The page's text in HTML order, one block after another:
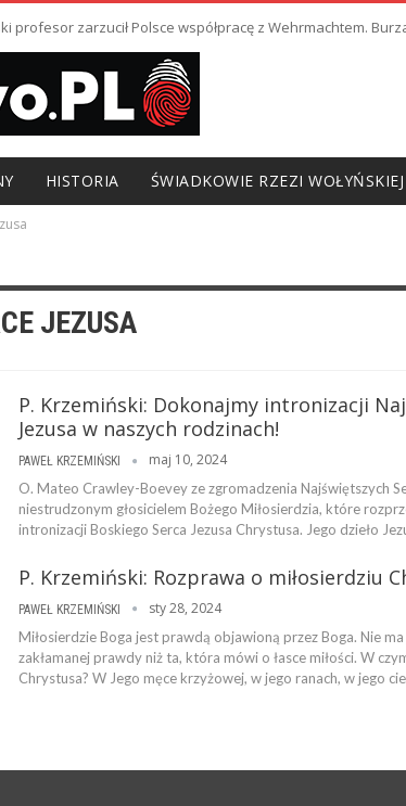
profesor zarzucił Polsce współpracę z Wehrmachtem.
HISTORIA ŚWIADKOWIE RZEZI WOŁYŃSKIEJ
JEZUSA
P. Krzemiński: Dokonajmy intronizacji
Jezusa w naszych rodzinach!
PAWEŁ KRZEMIŃSKI maj 10, 2024
O. Mateo Crawley-Boevey ze zgromadzenia Najświętszych
niestrudzonym głosicielem Bożego Miłosierdzia, które
intronizacji Boskiego Serca Jezusa Chrystusa. Jego dzieło
P. Krzemiński: Rozprawa o miłosierdziu
PAWEŁ KRZEMIŃSKI sty 28, 2024
Miłosierdzie Boga jest prawdą objawioną przez Boga. Nie
zakłamanej prawdy niż ta, która mówi o łasce miłości. W
Chrystusa? W Jego męce krzyżowej, w jego ranach, w jego